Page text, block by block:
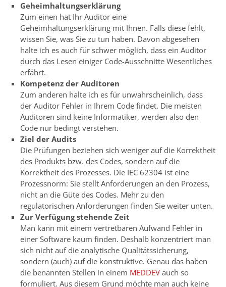
Geheimhaltungserklärung
Zum einen hat Ihr Auditor eine
Geheimhaltungserklärung mit Ihnen. Falls diese fehlt,
wissen Sie, was Sie zu tun haben. Davon abgesehen
halte ich es auch für schwer möglich, dass ein Auditor
durch das Lesen einiger Code-Ausschnitte Wesentliches
erfährt.
Kompetenz der Auditoren
Zum anderen halte ich es für unwahrscheinlich, dass
der Auditor Fehler in Ihrem Code findet. Die meisten
Auditoren sind keine Informatiker, werden also den
Code nur bedingt verstehen.
Ziel der Audits
Die Prüfungen beziehen sich weniger auf die Korrektheit
des Produkts bzw. des Codes, sondern auf die
Korrektheit des Prozesses. Die IEC 62304 ist eine
Prozessnorm: Sie stellt Anforderungen an den Prozess,
nicht an die Güte des Codes. Mehr zu den
regulatorischen Anforderungen finden Sie weiter unten.
Zur Verfügung stehende Zeit
Man kann mit einem vertretbaren Aufwand Fehler in
einer Software kaum finden. Deshalb konzentriert man
sich nicht auf die analytische Qualitätssicherung,
sondern (auch) auf die konstruktive. Genau das haben
die benannten Stellen in einem MEDDEV auch so
formuliert. Aus diesem Grund möchte man auch keine